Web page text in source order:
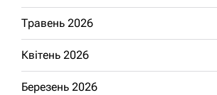
Травень 2026
Квітень 2026
Березень 2026